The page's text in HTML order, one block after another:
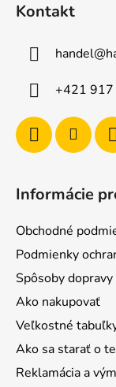
Kontakt
handel@
+421
Informácie
Obchodné
Podmienky
Spôsoby
Ako nakupovať
Veľkostné
Ako sa starať o
Reklamácia a